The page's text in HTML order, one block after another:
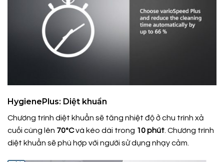
HygienePlus: Diệt khuẩn
Chương trình diệt khuẩn sẽ tăng nhiệt độ ở chu trình xả
cuối cùng lên 70ºCvà kéo dài trong 10 phút. Chương trình
diệt khuẩn sẽ phù hợp với người sử dụng nhạy cảm.